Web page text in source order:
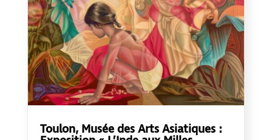
Toulon, Musée des Arts Asiatiques :